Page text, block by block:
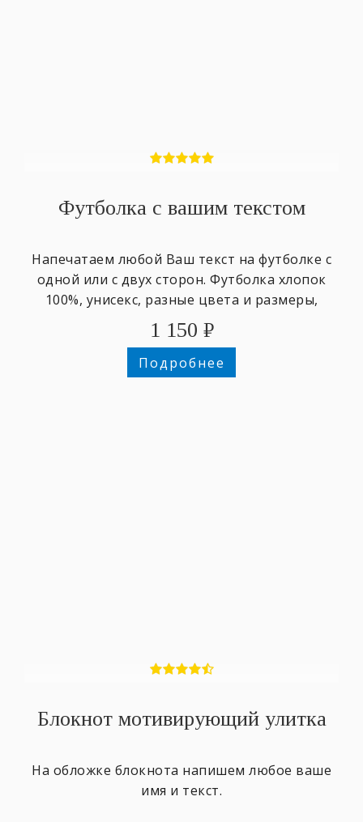
Футболка с вашим текстом
Напечатаем любой Ваш текст на футболке с
одной или с двух сторон. Футболка хлопок
100%, унисекс, разные цвета и размеры,
1 150 ₽
Подробнее
Блокнот мотивирующий улитка
На обложке блокнота напишем любое ваше
имя и текст.